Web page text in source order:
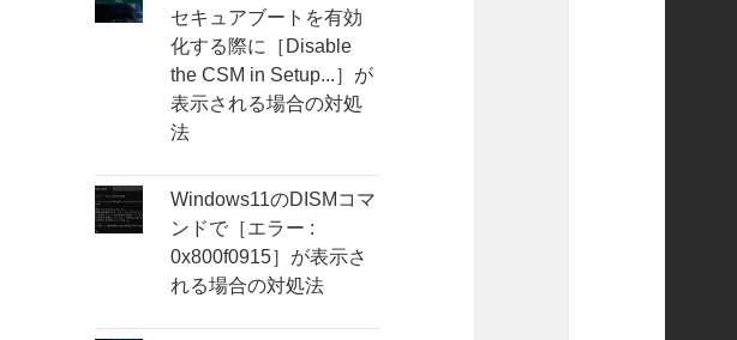
セキュアブートを有効
化する際に［Disable
the CSM in Setup...］が
表示される場合の対処
法
Windows11のDISMコマ
ンドで［エラー :
0x800f0915］が表示さ
れる場合の対処法